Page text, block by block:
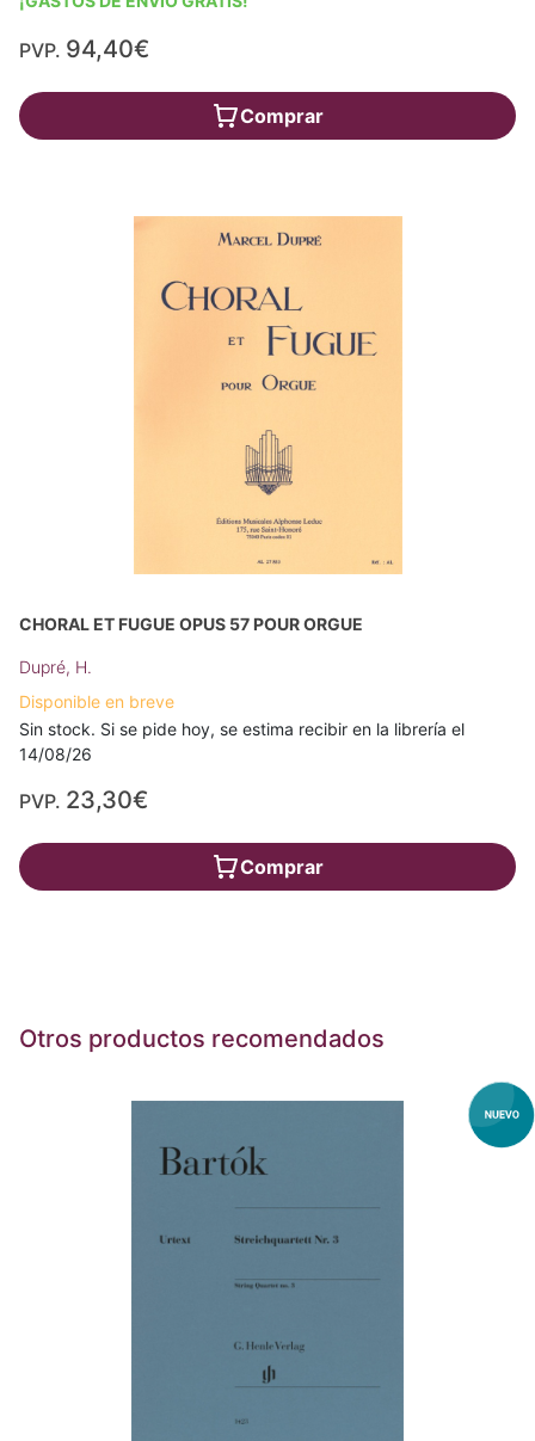
PVP. 94,40€
Comprar
CHORAL ET FUGUE OPUS 57 POUR ORGUE
Dupré, H.
Disponible en breve
Sin stock. Si se pide hoy, se estima recibir en la librería el
14/08/26
PVP. 23,30€
Comprar
Otros productos recomendados